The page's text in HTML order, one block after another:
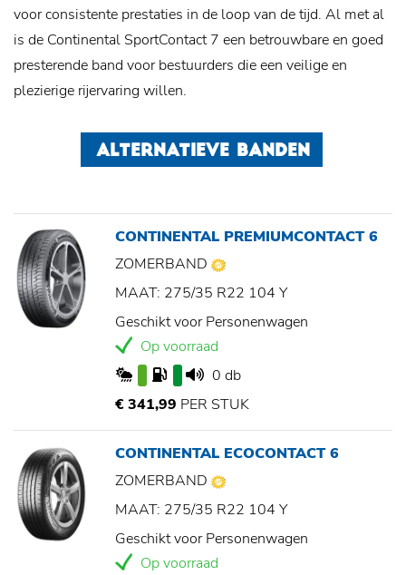
voor consistente prestaties in de loop van de tijd. Al met al
is de Continental SportContact 7 een betrouwbare en goed
presterende band voor bestuurders die een veilige en
plezierige rijervaring willen.
ALTERNATIEVE BANDEN
CONTINENTAL PREMIUMCONTACT 6
ZOMERBAND
MAAT: 275/35 R22 104 Y
Geschikt voor Personenwagen
Op voorraad
0 db
€ 341,99 PER STUK
CONTINENTAL ECOCONTACT 6
ZOMERBAND
MAAT: 275/35 R22 104 Y
Geschikt voor Personenwagen
Op voorraad